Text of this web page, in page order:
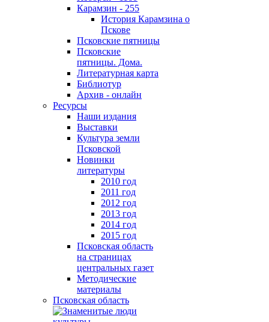
Карамзин - 255
История Карамзина о
Пскове
Псковские пятницы
Псковские
пятницы. Дома.
Литературная карта
Библиотур
Архив - онлайн
Ресурсы
Наши издания
Выставки
Культура земли
Псковской
Новинки
литературы
2010 год
2011 год
2012 год
2013 год
2014 год
2015 год
Псковская область
на страницах
центральных газет
Методические
материалы
Псковская область